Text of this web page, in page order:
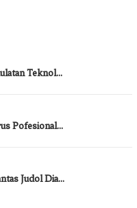
Teknol…
Pofesional…
Judol Dia…